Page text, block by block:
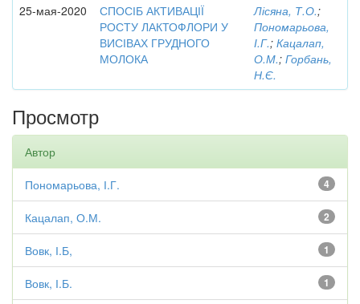
25-мая-2020
СПОСІБ АКТИВАЦІЇ
РОСТУ ЛАКТОФЛОРИ У
ВИСІВАХ ГРУДНОГО
МОЛОКА
Лісяна, Т.О.;
Пономарьова,
І.Г.; Кацалап,
О.М.; Горбань,
Н.Є.
Просмотр
Автор
4
Пономарьова, І.Г.
2
Кацалап, О.М.
1
Вовк, І.Б,
1
Вовк, І.Б.